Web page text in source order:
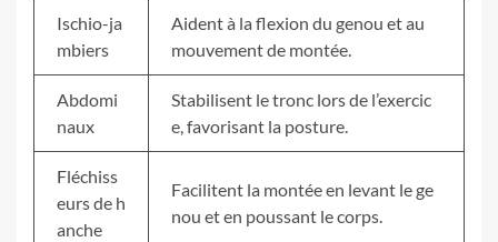
Ischio-ja
mbiers
Aident à la flexion du genou et au
mouvement de montée.
Abdomi
naux
Stabilisent le tronc lors de l’exercic
e, favorisant la posture.
Fléchiss
eurs de h
anche
Facilitent la montée en levant le ge
nou et en poussant le corps.